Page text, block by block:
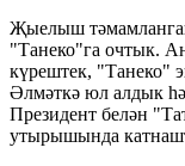
Җыелыш
"Танеко"га очтык.
күрештек, "Танеко"
Әлмәткә юл алдык
Президент белән
утырышында